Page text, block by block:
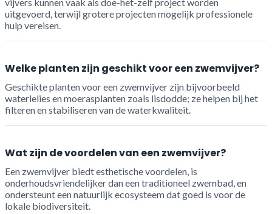
uitgevoerd, terwijl grotere projecten mogelijk professionele
hulp vereisen.
Welke planten zijn geschikt voor een zwemvijver?
Geschikte planten voor een zwemvijver zijn bijvoorbeeld
waterlelies en moerasplanten zoals lisdodde; ze helpen bij het
filteren en stabiliseren van de waterkwaliteit.
Wat zijn de voordelen van een zwemvijver?
Een zwemvijver biedt esthetische voordelen, is
onderhoudsvriendelijker dan een traditioneel zwembad, en
ondersteunt een natuurlijk ecosysteem dat goed is voor de
lokale biodiversiteit.